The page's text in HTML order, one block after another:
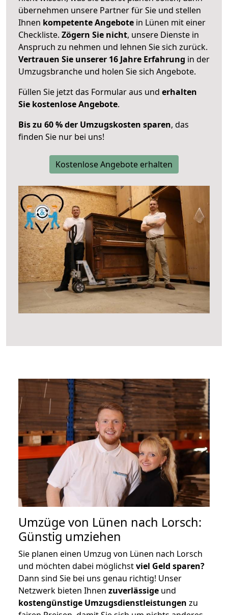
übernehmen unsere Partner für Sie und stellen
Ihnen kompetente Angebote in Lünen mit einer
Checkliste. Zögern Sie nicht, unsere Dienste in
Anspruch zu nehmen und lehnen Sie sich zurück.
Vertrauen Sie unserer 16 Jahre Erfahrung in der
Umzugsbranche und holen Sie sich Angebote.
Füllen Sie jetzt das Formular aus und erhalten
Sie kostenlose Angebote.
Bis zu 60 % der Umzugskosten sparen, das
finden Sie nur bei uns!
Kostenlose Angebote erhalten
Umzüge von Lünen nach Lorsch:
Günstig umziehen
Sie planen einen Umzug von Lünen nach Lorsch
und möchten dabei möglichstviel Geld sparen?
Dann sind Sie bei uns genau richtig! Unser
Netzwerk bieten Ihnen zuverlässige und
kostengünstige Umzugsdienstleistungen zu